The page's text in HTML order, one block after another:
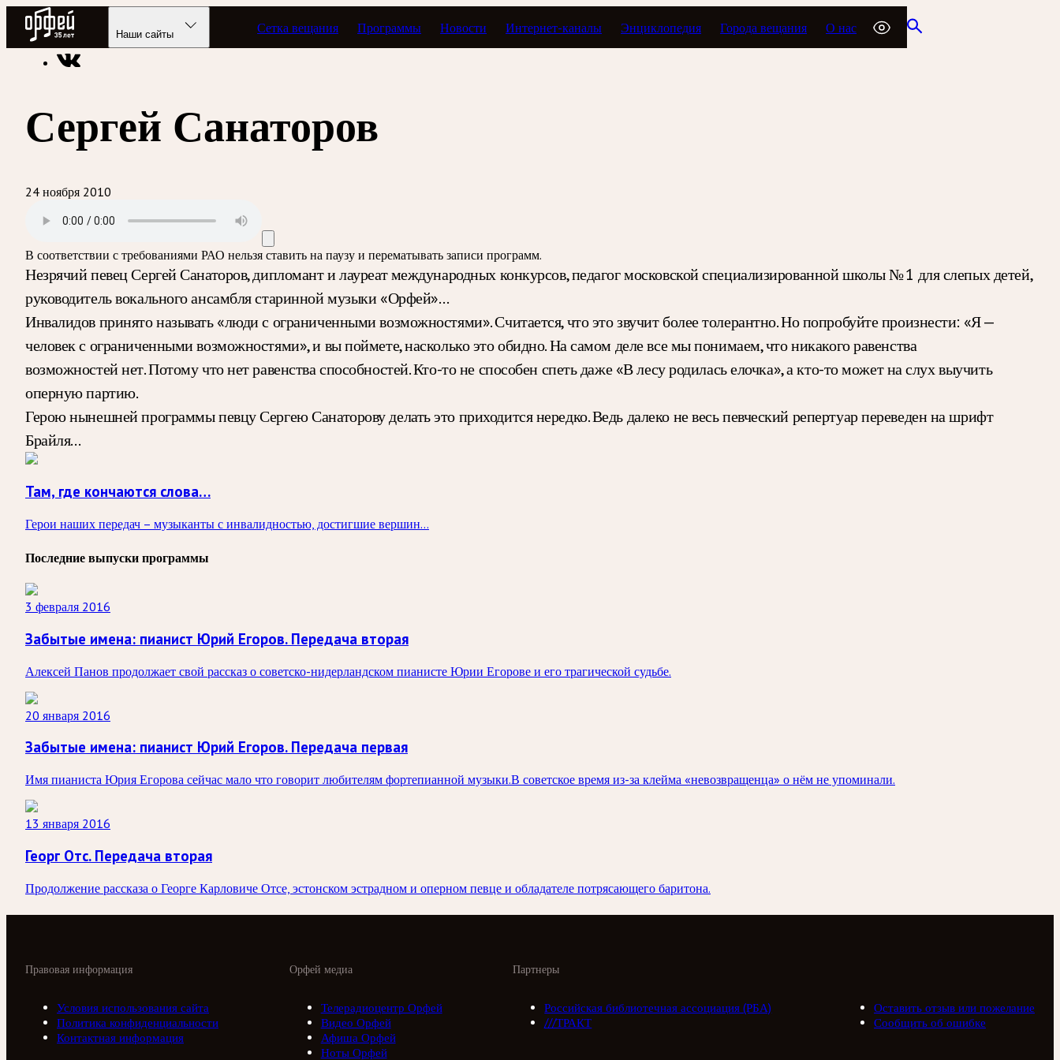
Радио Орфей
Наши сайты Сетка вещания Программы Новости Интернет-каналы Энциклопедия Города вещания О нас
Радио классической музыки «Орфей» Подкасты Там, где кончаются слова…
Сергей Санаторов
24 ноября 2010
В соответствии с требованиями РАО нельзя ставить на паузу и перематывать записи программ.
Незрячий певец Сергей Санаторов, дипломант и лауреат международных конкурсов, педагог московской специализированной школы № 1 для слепых детей,
руководитель вокального ансамбля старинной музыки «Орфей»…
Инвалидов принято называть «люди с ограниченными возможностями». Считается, что это звучит более толерантно. Но попробуйте произнести: «Я —
человек с ограниченными возможностями», и вы поймете, насколько это обидно. На самом деле все мы понимаем, что никакого равенства
возможностей нет. Потому что нет равенства способностей. Кто-то не способен спеть даже «В лесу родилась елочка», а кто-то может на слух выучить
оперную партию.
Герою нынешней программы певцу Сергею Санаторову делать это приходится нередко. Ведь далеко не весь певческий репертуар переведен на шрифт
Брайля…
Там, где кончаются слова…
Герои наших передач – музыканты с инвалидностью, достигшие вершин...
Последние выпуски программы
3 февраля 2016
Забытые имена: пианист Юрий Егоров. Передача вторая
Алексей Панов продолжает свой рассказ о советско-нидерландском пианисте Юрии Егорове и его трагической судьбе.
20 января 2016
Забытые имена: пианист Юрий Егоров. Передача первая
Имя пианиста Юрия Егорова сейчас мало что говорит любителям фортепианной музыки.В советское время из-за клейма «невозвращенца» о нём не упоминали.
13 января 2016
Георг Отс. Передача вторая
Продолжение рассказа о Георге Карловиче Отсе, эстонском эстрадном и оперном певце и обладателе потрясающего баритона.
Орфей медиа
Телерадиоцентр Орфей
Видео Орфей
Афиша Орфей
Ноты Орфей
Партнеры
Российская библиотечная ассоциация (РБА)
///ТРАКТ
Правовая информация
Условия использования сайта
Политика конфиденциальности
Контактная информация
Оставить отзыв или пожелание
Сообщить об ошибке